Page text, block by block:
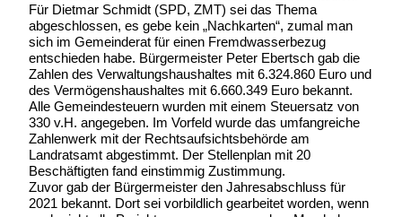
Für Dietmar Schmidt (SPD, ZMT) sei das Thema
abgeschlossen, es gebe kein „Nachkarten“, zumal man
sich im Gemeinderat für einen Fremdwasserbezug
entschieden habe. Bürgermeister Peter Ebertsch gab die
Zahlen des Verwaltungshaushaltes mit 6.324.860 Euro und
des Vermögenshaushaltes mit 6.660.349 Euro bekannt.
Alle Gemeindesteuern wurden mit einem Steuersatz von
330 v.H. angegeben. Im Vorfeld wurde das umfangreiche
Zahlenwerk mit der Rechtsaufsichtsbehörde am
Landratsamt abgestimmt. Der Stellenplan mit 20
Beschäftigten fand einstimmig Zustimmung.
Zuvor gab der Bürgermeister den Jahresabschluss für
2021 bekannt. Dort sei vorbildlich gearbeitet worden, wenn